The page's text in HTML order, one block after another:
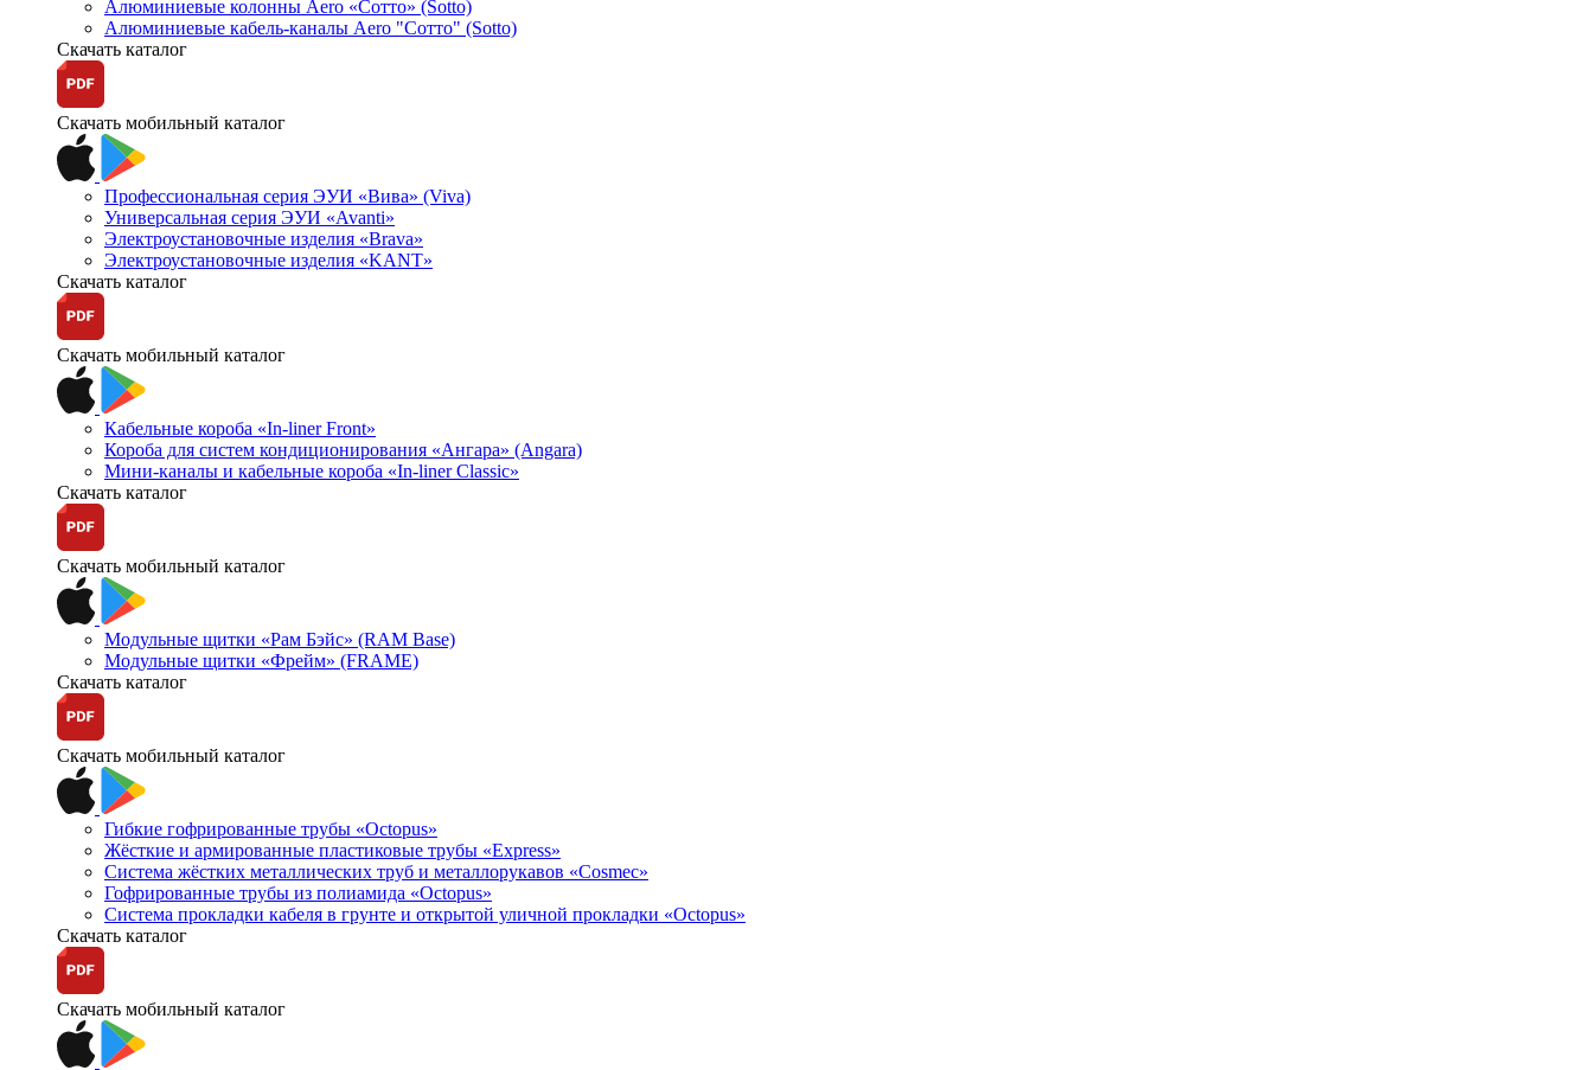
Алюминиевые колонны Aero «Сотто» (Sotto)
Алюминиевые кабель-каналы Aero "Сотто" (Sotto)
Скачать каталог
Скачать мобильный каталог
Профессиональная серия ЭУИ «Вива» (Viva)
Универсальная серия ЭУИ «Avanti»
Электроустановочные изделия «Brava»
Электроустановочные изделия «KANT»
Скачать каталог
Скачать мобильный каталог
Кабельные короба «In-liner Front»
Короба для систем кондиционирования «Ангара» (Angara)
Мини-каналы и кабельные короба «In-liner Classic»
Скачать каталог
Скачать мобильный каталог
Модульные щитки «Рам Бэйс» (RAM Base)
Модульные щитки «Фрейм» (FRAME)
Скачать каталог
Скачать мобильный каталог
Гибкие гофрированные трубы «Octopus»
Жёсткие и армированные пластиковые трубы «Express»
Система жёстких металлических труб и металлорукавов «Cosmec»
Гофрированные трубы из полиамида «Octopus»
Система прокладки кабеля в грунте и открытой уличной прокладки «Octopus»
Скачать каталог
Скачать мобильный каталог